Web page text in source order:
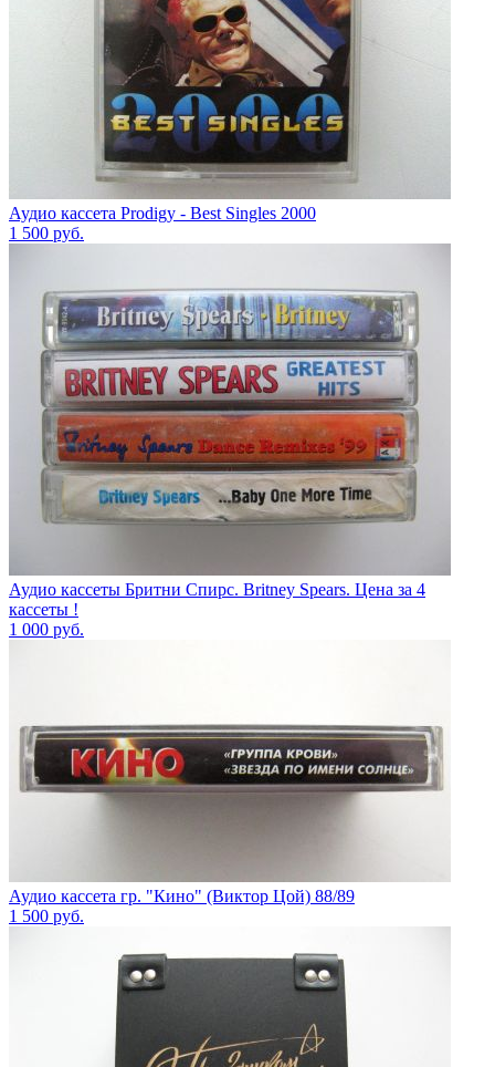
Аудио кассета Prodigy - Best Singles 2000
1 500 руб.
Аудио кассеты Бритни Спирс. Britney Spears. Цена за 4
кассеты !
1 000 руб.
Аудио кассета гр. "Кино" (Виктор Цой) 88/89
1 500 руб.